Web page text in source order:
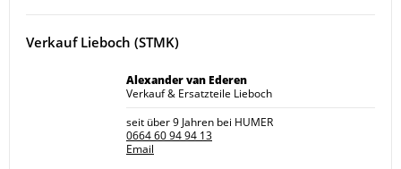
Verkauf Lieboch (STMK)
Alexander van Ederen
Verkauf & Ersatzteile Lieboch
seit über 9 Jahren bei HUMER
0664 60 94 94 13
Email